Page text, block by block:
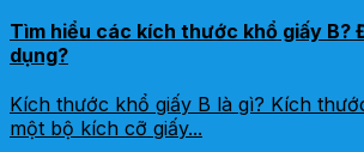
Tìm hiểu các kích thước khổ giấy B?
dụng?
Kích thước khổ giấy B là gì? Kích
một bộ kích cỡ giấy...